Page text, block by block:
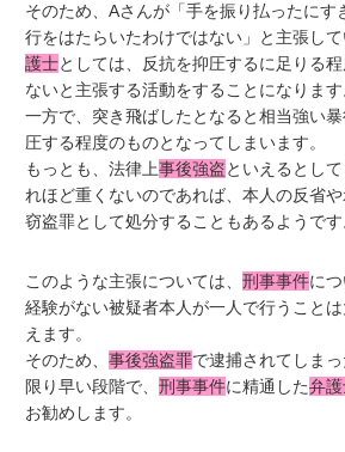
そのため、Aさんが「手を振り払ったにす
行をはたらいたわけではない」と主張し
護士としては、反抗を抑圧するに足りる
ないと主張する活動をすることになります
一方で、突き飛ばしたとなると相当強い
圧する程度のものとなってしまいます。
もっとも、法律上事後強盗といえるとし
れほど重くないのであれば、本人の反省
窃盗罪として処分することもあるようです
このような主張については、刑事事件に
経験がない被疑者本人が一人で行うこと
えます。
そのため、事後強盗罪で逮捕されてしま
限り早い段階で、刑事事件に精通した弁
お勧めします。